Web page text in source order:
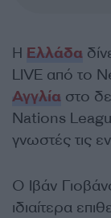
Η Ελλάδα
LIVE από το
Αγγλία στο
Nations
γνωστές τις
Ο Ιβάν
ιδιαίτερα